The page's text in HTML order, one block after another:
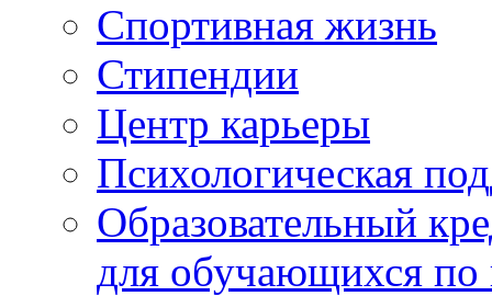
Спортивная жизнь
Стипендии
Центр карьеры
Психологическая
Образовательный
для обучающихся